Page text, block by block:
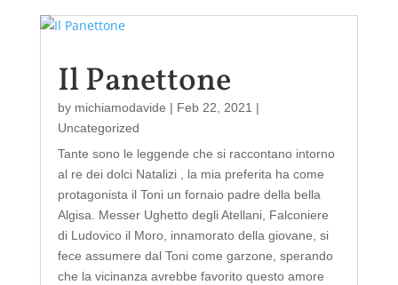
Il Panettone
by michiamodavide | Feb 22, 2021 |
Uncategorized
Tante sono le leggende che si raccontano intorno
al re dei dolci Natalizi , la mia preferita ha come
protagonista il Toni un fornaio padre della bella
Algisa. Messer Ughetto degli Atellani, Falconiere
di Ludovico il Moro, innamorato della giovane, si
fece assumere dal Toni come garzone, sperando
che la vicinanza avrebbe favorito questo amore